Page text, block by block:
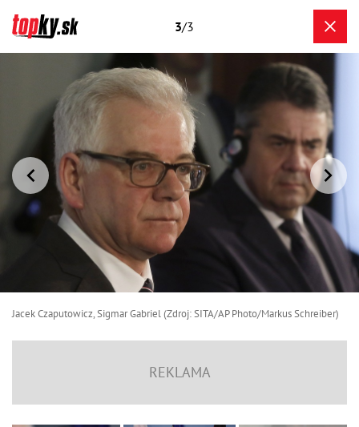
3/3
Jacek Czaputowicz, Sigmar Gabriel (Zdroj: SITA/AP Photo/Markus Schreiber)